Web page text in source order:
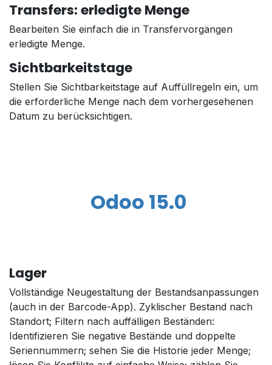
Transfers: erledigte Menge
Bearbeiten Sie einfach die in Transfervorgängen
erledigte Menge.
Sichtbarkeitstage
Stellen Sie Sichtbarkeitstage auf Auffüllregeln ein, um
die erforderliche Menge nach dem vorhergesehenen
Datum zu berücksichtigen.
Odoo 15.0
Lager
Vollständige Neugestaltung der Bestandsanpassungen
(auch in der Barcode-App). Zyklischer Bestand nach
Standort; Filtern nach auffälligen Beständen:
Identifizieren Sie negative Bestände und doppelte
Seriennummern; sehen Sie die Historie jeder Menge;